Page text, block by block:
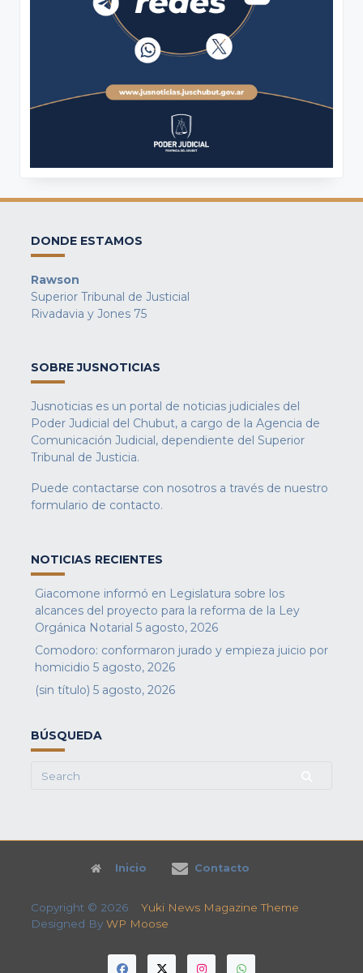
DONDE ESTAMOS
Rawson
Superior Tribunal de Justicial
Rivadavia y Jones 75
SOBRE JUSNOTICIAS
Jusnoticias es un portal de noticias judiciales del
Poder Judicial del Chubut, a cargo de la Agencia de
Comunicación Judicial, dependiente del Superior
Tribunal de Justicia.
Puede contactarse con nosotros a través de nuestro
formulario de contacto.
NOTICIAS RECIENTES
Giacomone informó en Legislatura sobre los
alcances del proyecto para la reforma de la Ley
Orgánica Notarial 5 agosto, 2026
Comodoro: conformaron jurado y empieza juicio por
homicidio 5 agosto, 2026
(sin título) 5 agosto, 2026
BÚSQUEDA
Search
Inicio Contacto
Copyright © 2026 Yuki News Magazine Theme
Designed By WP Moose